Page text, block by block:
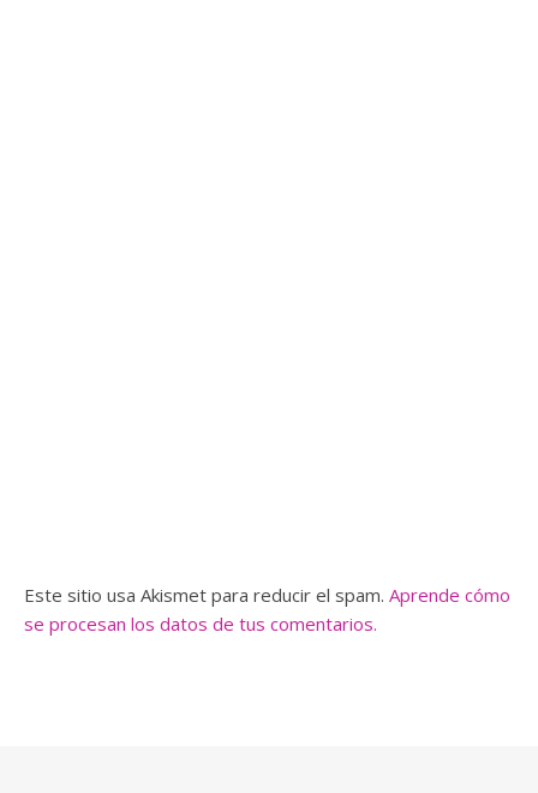
Este sitio usa Akismet para reducir el spam. Aprende cómo
se procesan los datos de tus comentarios.